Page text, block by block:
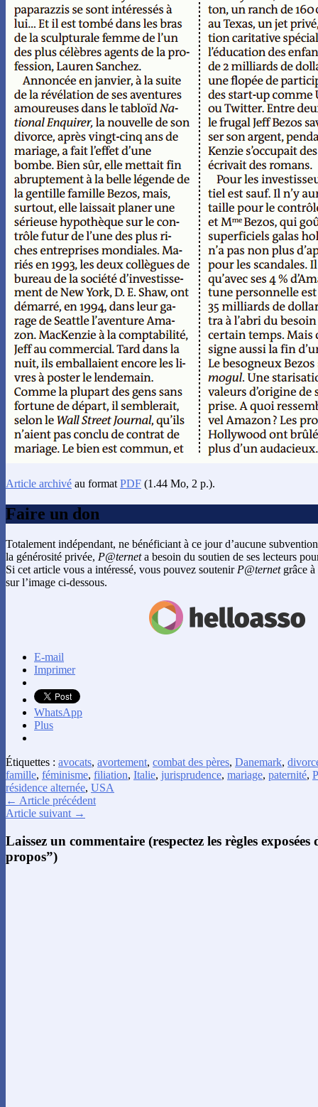
Article archivé au formatPDF (1.44 Mo, 2 p.).
Faire un don
Totalement indépendant, ne bénéficiant à ce jour d’aucune
la générosité privée, P@terneta besoin du soutien de ses lecteurs
Si cet article vous a intéressé, vous pouvez soutenir P@ternetgrâce à
sur l’image ci-dessous.
E-mail
Imprimer
WhatsApp
Plus
Étiquettes : avocats, avortement, combat des pères, Danemark,
famille, féminisme, filiation, Italie, jurisprudence, mariage, paternité,
résidence alternée, USA
← Article précédent
Article suivant →
Laissez un commentaire (respectez les règles
propos”)